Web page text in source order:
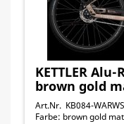
KETTLER Alu-
brown gold
Art.Nr. KB084-WARWS
Farbe: brown gold